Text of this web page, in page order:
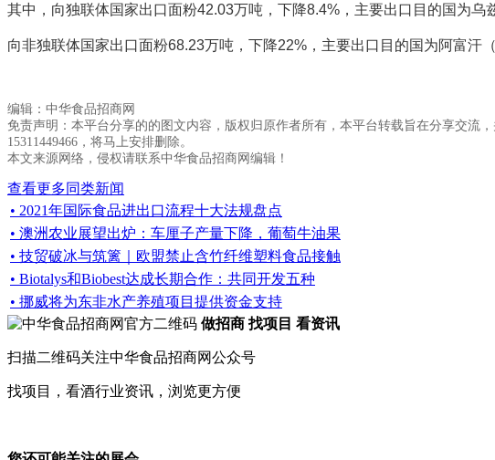
其中，向独联体国家出口面粉42.03万吨，下降8.4%，主要出口目的国为乌
向非独联体国家出口面粉68.23万吨，下降22%，主要出口目的国为阿富汗
编辑：中华食品招商网
免责声明：本平台分享的的图文内容，版权归原作者所有，本平台转载旨在分享交流
15311449466，将马上安排删除。
本文来源网络，侵权请联系中华食品招商网编辑！
查看更多同类新闻
• 2021年国际食品进出口流程十大法规盘点
• 澳洲农业展望出炉：车厘子产量下降，葡萄牛油果
• 技贸破冰与筑篱｜欧盟禁止含竹纤维塑料食品接触
• Biotalys和Biobest达成长期合作：共同开发五种
• 挪威将为东非水产养殖项目提供资金支持
做招商 找项目 看资讯
扫描二维码关注中华食品招商网公众号
找项目，看酒行业资讯，浏览更方便